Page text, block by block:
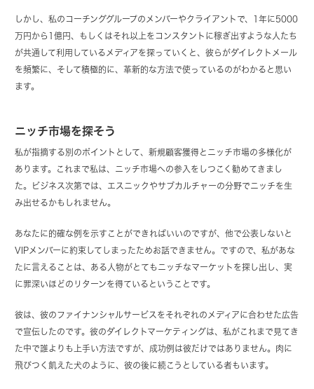
しかし、私のコーチンググループのメンバーやクライアントで、1年に5000
万円から1億円、もしくはそれ以上をコンスタントに稼ぎ出すような人たち
が共通して利用しているメディアを探っていくと、彼らがダイレクトメール
を頻繁に、そして積極的に、革新的な方法で使っているのがわかると思い
ます。
ニッチ市場を探そう
私が指摘する別のポイントとして、新規顧客獲得とニッチ市場の多様化が
あります。これまで私は、ニッチ市場への参入をしつこく勧めてきまし
た。ビジネス次第では、エスニックやサブカルチャーの分野でニッチを生
み出せるかもしれません。
あなたに的確な例を示すことができればいいのですが、他で公表しないと
VIPメンバーに約束してしまったためお話できません。ですので、私があな
たに言えることは、ある人物がとてもニッチなマーケットを探し出し、実
に罪深いほどのリターンを得ているということです。
彼は、彼のファイナンシャルサービスをそれぞれのメディアに合わせた広告
で宣伝したのです。彼のダイレクトマーケティングは、私がこれまで見てき
た中で誰よりも上手い方法ですが、成功例は彼だけではありません。肉に
飛びつく飢えた犬のように、彼の後に続こうとしている者もいます。